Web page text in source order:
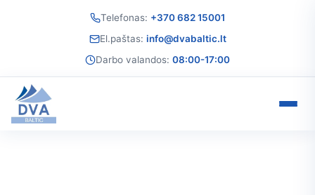
Telefonas: +370 682 15001
El.paštas: info@dvabaltic.lt
Darbo valandos: 08:00-17:00